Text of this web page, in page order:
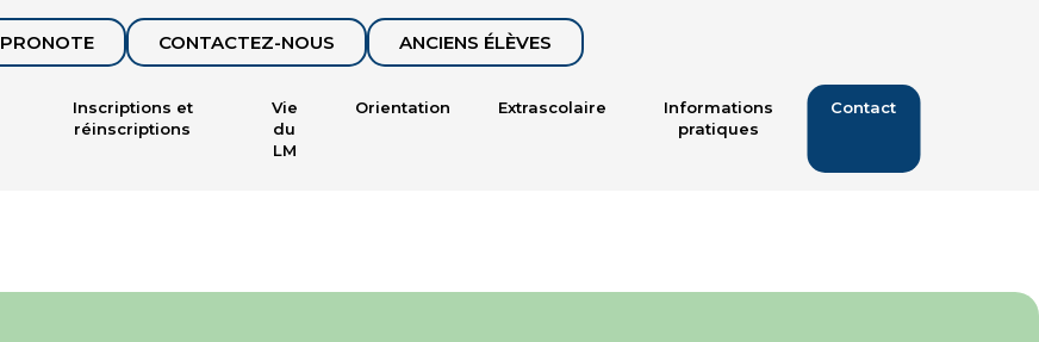
PRONOTE CONTACTEZ-NOUS ANCIENS ÉLÈVES
Inscriptions et
réinscriptions
Vie
du
LM
Orientation Extrascolaire
Informations
pratiques
Contact